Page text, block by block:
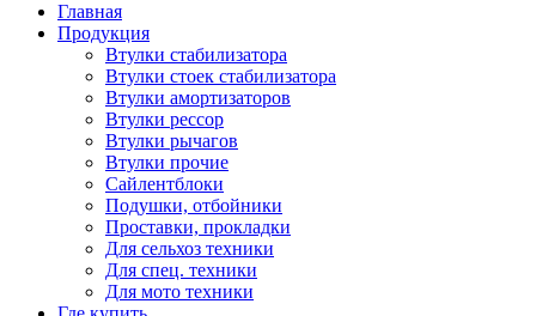
Главная
Продукция
Втулки стабилизатора
Втулки стоек стабилизатора
Втулки амортизаторов
Втулки рессор
Втулки рычагов
Втулки прочие
Сайлентблоки
Подушки, отбойники
Проставки, прокладки
Для сельхоз техники
Для спец. техники
Для мото техники